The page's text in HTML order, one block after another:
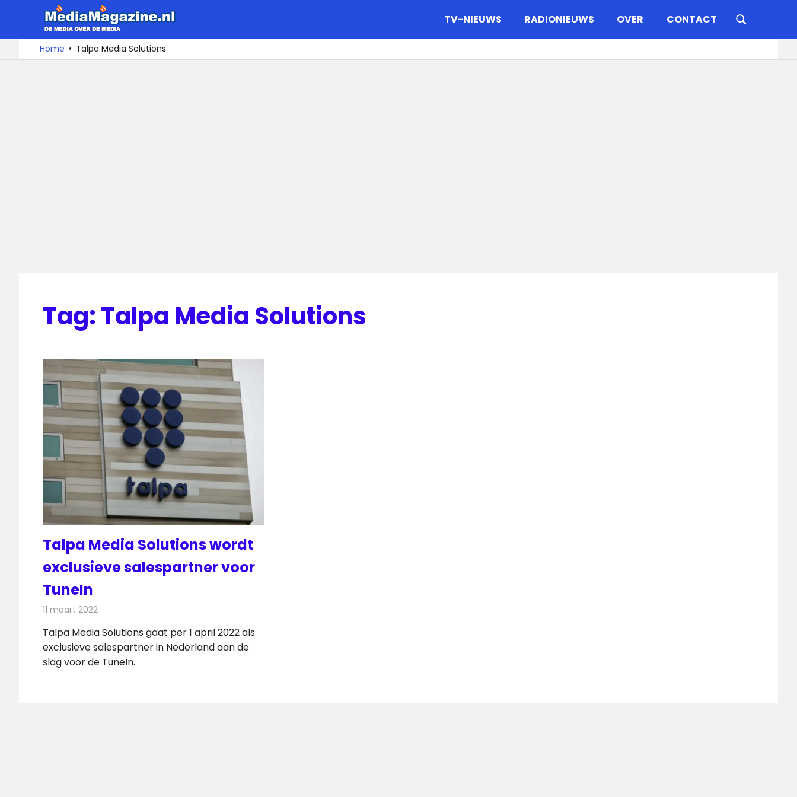
naar
De
media
over
TV-NIEUWS RADIONIEUWS OVER CONTACT
Home Talpa Media Solutions
Tag:Talpa Media Solutions
Talpa Media Solutions wordt
exclusieve salespartner voor
TuneIn
11 maart 2022
Talpa Media Solutions gaat per 1 april 2022 als
exclusieve salespartner in Nederland aan de
slag voor de TuneIn.